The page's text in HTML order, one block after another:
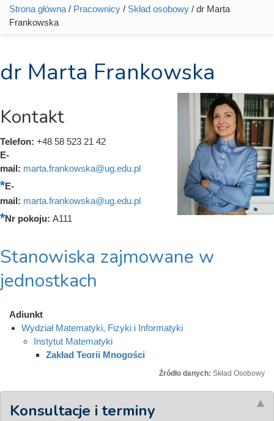
Jesteś tutaj
Strona główna / Pracownicy / Skład osobowy / dr Marta
Frankowska
dr Marta Frankowska
Kontakt
Telefon: +48 58 523 21 42
E-
mail: marta.frankowska@ug.edu.pl
E-
mail: marta.frankowska@ug.edu.pl
Nr pokoju: A111
Stanowiska zajmowane w
jednostkach
Adiunkt
Wydział Matematyki, Fizyki i Informatyki
Instytut Matematyki
Zakład Teorii Mnogości
Źródło danych: Skład Osobowy
Konsultacje i terminy